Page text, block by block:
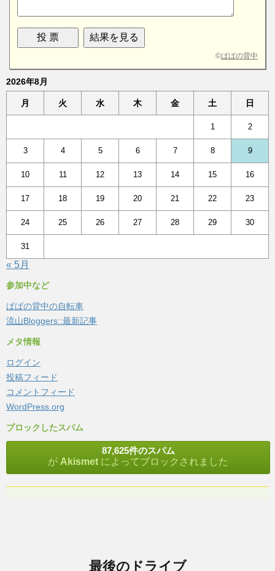
©ぱぱの背中
2026年8月
月 火 水 木 金 土 日
1 2
3 4 5 6 7 8 9
10 11 12 13 14 15 16
17 18 19 20 21 22 23
24 25 26 27 28 29 30
31
« 5月
参加中など
ぱぱの背中の自転車
流山Bloggers::最新記事
メタ情報
ログイン
投稿フィード
コメントフィード
WordPress.org
ブロックしたスパム
87,625件のスパム
が Akismet によってブロックされました
最後のドライブ